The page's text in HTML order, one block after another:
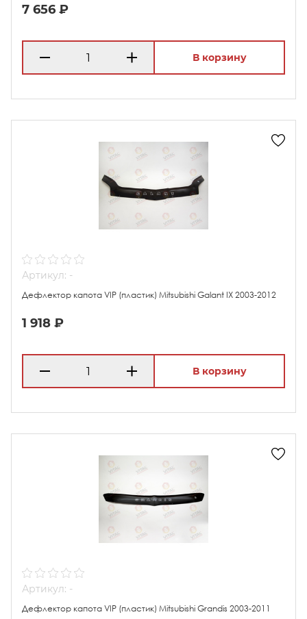
7 656 ₽
В корзину
Артикул: -
Дефлектор капота VIP (пластик) Mitsubishi Galant IX 2003-2012
1 918 ₽
В корзину
Артикул: -
Дефлектор капота VIP (пластик) Mitsubishi Grandis 2003-2011